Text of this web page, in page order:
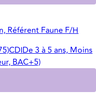
Référent Faune F/H
CDIDe 3 à 5 ans, Moins
BAC+5)